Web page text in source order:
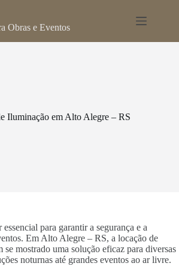
Obras e Eventos
Iluminação em Alto Alegre – RS
para garantir a segurança e a
Em Alto Alegre – RS, a locação de
se mostrado uma solução eficaz para diversas
noturnas até grandes eventos ao ar livre.